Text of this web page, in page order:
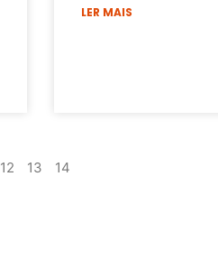
LER MAIS
12 13 14